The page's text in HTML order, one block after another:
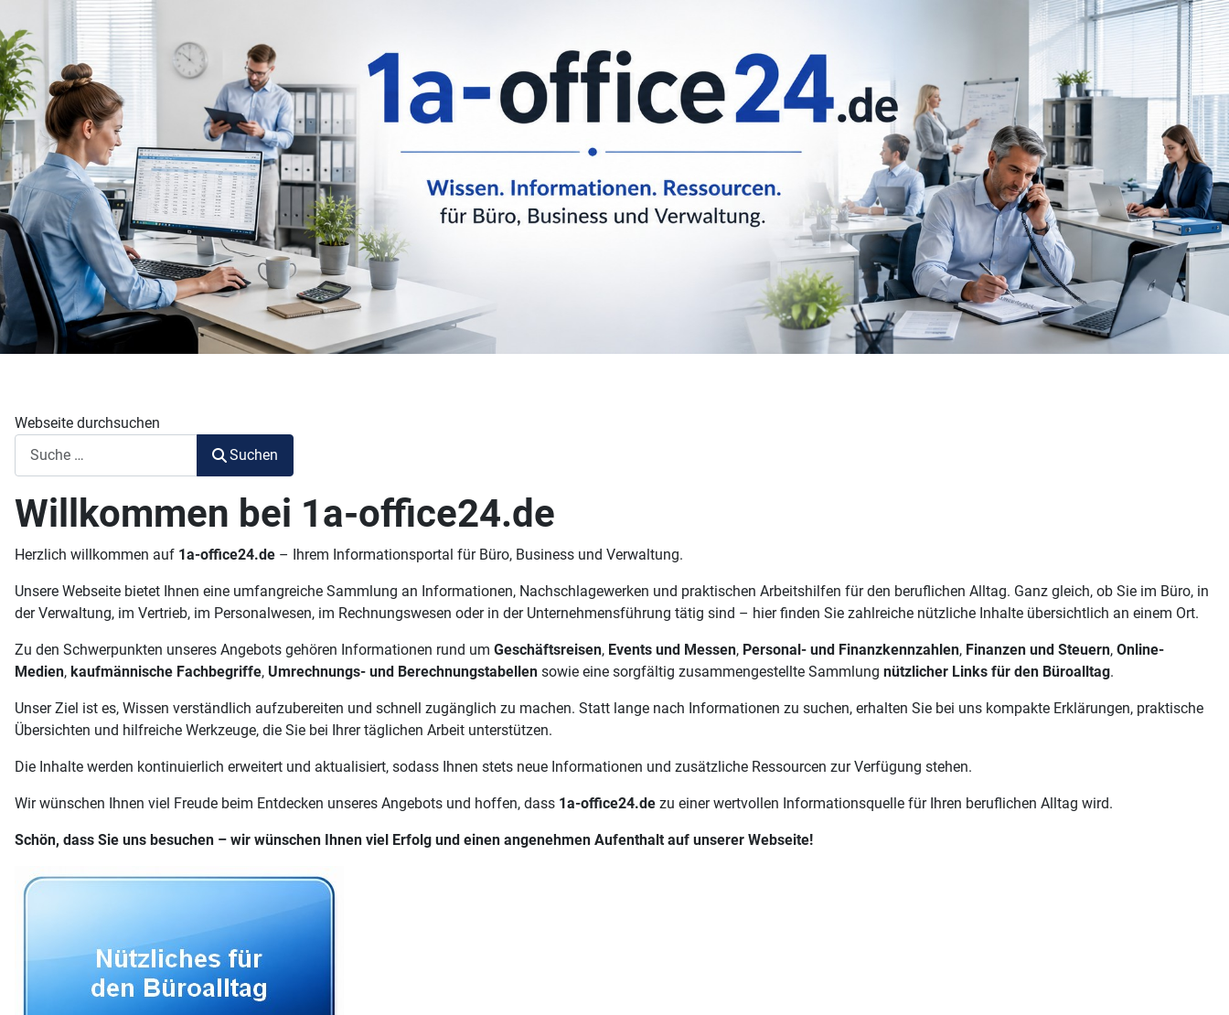
Webseite durchsuchen
Suchen
Willkommen bei 1a-office24.de
Herzlich willkommen auf 1a-office24.de – Ihrem Informationsportal für Büro, Business und Verwaltung.
Unsere Webseite bietet Ihnen eine umfangreiche Sammlung an Informationen, Nachschlagewerken und praktischen Arbeitshilfen für den beruflichen Alltag. Ganz gleich, ob Sie im Büro, in
der Verwaltung, im Vertrieb, im Personalwesen, im Rechnungswesen oder in der Unternehmensführung tätig sind – hier finden Sie zahlreiche nützliche Inhalte übersichtlich an einem Ort.
Zu den Schwerpunkten unseres Angebots gehören Informationen rund um Geschäftsreisen, Events und Messen, Personal- und Finanzkennzahlen, Finanzen und Steuern, Online-
Medien, kaufmännische Fachbegriffe, Umrechnungs- und Berechnungstabellen sowie eine sorgfältig zusammengestellte Sammlung nützlicher Links für den Büroalltag.
Unser Ziel ist es, Wissen verständlich aufzubereiten und schnell zugänglich zu machen. Statt lange nach Informationen zu suchen, erhalten Sie bei uns kompakte Erklärungen, praktische
Übersichten und hilfreiche Werkzeuge, die Sie bei Ihrer täglichen Arbeit unterstützen.
Die Inhalte werden kontinuierlich erweitert und aktualisiert, sodass Ihnen stets neue Informationen und zusätzliche Ressourcen zur Verfügung stehen.
Wir wünschen Ihnen viel Freude beim Entdecken unseres Angebots und hoffen, dass 1a-office24.de zu einer wertvollen Informationsquelle für Ihren beruflichen Alltag wird.
Schön, dass Sie uns besuchen – wir wünschen Ihnen viel Erfolg und einen angenehmen Aufenthalt auf unserer Webseite!